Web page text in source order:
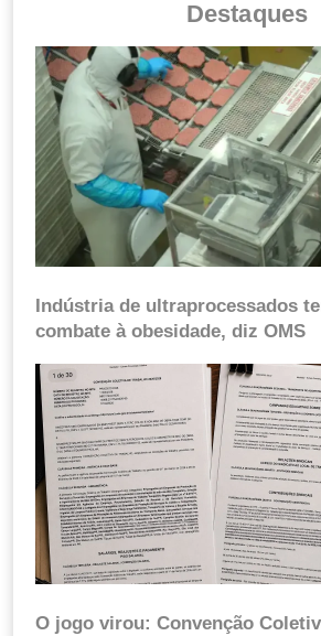
Destaques
Indústria de ultraprocessados
combate à obesidade, diz OMS
O jogo virou: Convenção